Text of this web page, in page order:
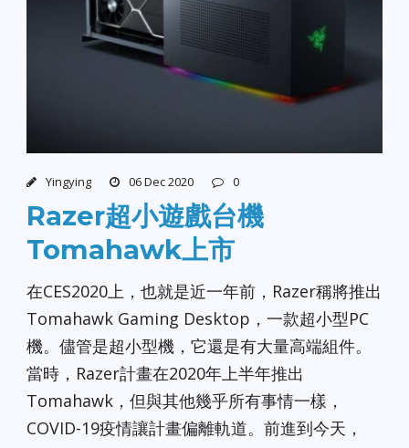
Yingying 06 Dec 2020 0
Razer超小遊戲台機
Tomahawk上市
在CES2020上，也就是近一年前，Razer稱將推出
Tomahawk Gaming Desktop，一款超小型PC
機。儘管是超小型機，它還是有大量高端組件。
當時，Razer計畫在2020年上半年推出
Tomahawk，但與其他幾乎所有事情一樣，
COVID-19疫情讓計畫偏離軌道。前進到今天，